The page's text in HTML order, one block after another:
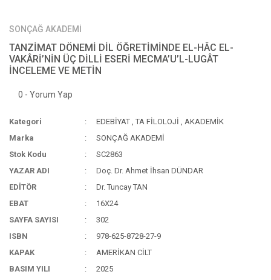
SONÇAĞ AKADEMİ
TANZİMAT DÖNEMİ DİL ÖĞRETİMİNDE EL-HÂC EL-
VAKÂRİ’NİN ÜÇ DİLLİ ESERİ MECMA’U’L-LUGÂT
İNCELEME VE METİN
0 - Yorum Yap
Kategori EDEBİYAT ,TA FİLOLOJİ ,AKADEMİK
Marka
SONÇAĞ AKADEMİ
Stok Kodu
SC2863
YAZAR ADI
Doç. Dr. Ahmet İhsan DÜNDAR
EDİTÖR
Dr. Tuncay TAN
EBAT
16X24
SAYFA SAYISI
302
ISBN
978-625-8728-27-9
KAPAK
AMERİKAN CİLT
BASIM YILI
2025